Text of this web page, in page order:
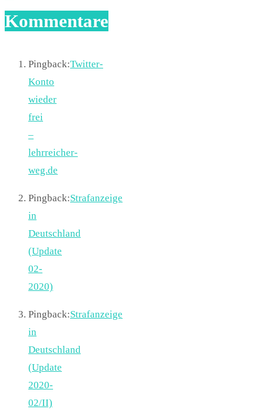
Kommentare
Pingback:Twitter-
Konto
wieder
frei
–
lehrreicher-
weg.de
Pingback:Strafanzeige
in
Deutschland
(Update
02-
2020)
Pingback:Strafanzeige
in
Deutschland
(Update
2020-
02/II)